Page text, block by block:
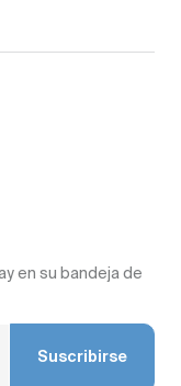
en su bandeja de
Suscribirse